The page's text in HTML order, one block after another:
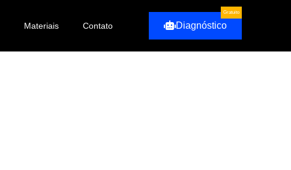
Materiais Contato
Gratuito
Diagnóstico